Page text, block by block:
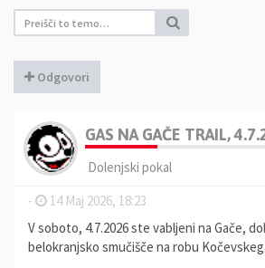
Odgovori
GAS NA GAČE TRAIL,
Dolenjski pokal
-
14 Maj 2026, 18:23
V soboto, 4.7.2026 ste vabljeni na Gače,
belokranjsko smučišče na robu